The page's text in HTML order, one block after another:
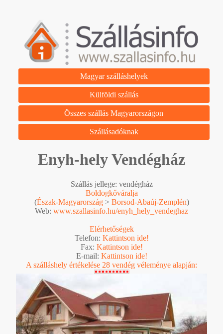
Magyar szálláshelyek
Külföldi szállás
Összes szállás Magyarországon
Szállásadóknak
Enyh-hely Vendégház
Szállás jellege: vendégház
Boldogkőváralja
(Észak-Magyarország> Borsod-Abaúj-Zemplén)
Web: www.szallasinfo.hu/enyh_hely_vendeghaz
Elérhetőségek
Telefon: Kattintson ide!
Fax: Kattintson ide!
E-mail: Kattintson ide!
A szálláshely értékelése 28 vendég véleménye alapján: